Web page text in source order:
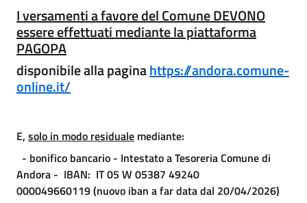
I versamenti a favore del Comune DEVONO
essere effettuati mediante la piattaforma
PAGOPA
disponibile alla paginahttps://andora.comune-
online.it/
E, solo in modo residuale mediante:
- bonifico bancario - Intestato a Tesoreria Comune di
Andora - IBAN: IT 05 W 05387 49240
000049660119(nuovo iban a far data dal 20/04/2026)